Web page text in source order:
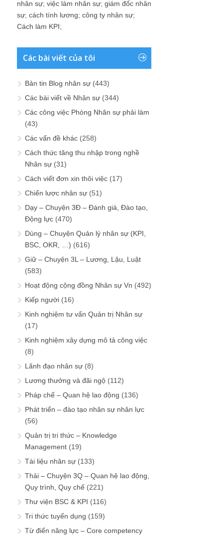
nhân sự; việc làm nhân sự; giám đốc nhân
sự; cách tính lương; công ty nhân sự;
Cách làm KPI;
Các bài viết của tôi
Bản tin Blog nhân sự (443)
Các bài viết về Nhân sự (344)
Các công việc Phòng Nhân sự phải làm
(43)
Các vấn đề khác (258)
Cách thức tăng thu nhập trong nghề
Nhân sự (31)
Cách viết đơn xin thôi việc (17)
Chiến lược nhân sự (51)
Dạy – Chuyện 3Đ – Đánh giá, Đào tạo,
Động lực (470)
Dùng – Chuyện Quản lý nhân sự (KPI,
BSC, OKR, …) (616)
Giữ – Chuyện 3L – Lương, Lậu, Luật
(583)
Hoạt động cộng đồng Nhân sự Vn (492)
Kiếp người (16)
Kinh nghiệm tư vấn Quản trị Nhân sự
(17)
Kinh nghiệm xây dựng mô tả công việc
(8)
Lãnh đạo nhân sự (8)
Lương thưởng và đãi ngộ (112)
Pháp chế – Quan hệ lao động (136)
Phát triển – đào tạo nhân sự nhân lực
(56)
Quản trị tri thức – Knowledge
Management (19)
Tài liệu nhân sự (133)
Thải – Chuyện 3Q – Quan hệ lao động,
Quy trình, Quy chế (221)
Thư viện BSC & KPI (116)
Tri thức tuyển dụng (159)
Từ điển năng lực – Core competency